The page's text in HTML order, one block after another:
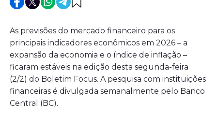
As previsões do mercado financeiro para os
principais indicadores econômicos em 2026 – a
expansão da economia e o índice de inflação –
ficaram estáveis na edição desta segunda-feira
(2/2) do Boletim Focus. A pesquisa com instituições
financeiras é divulgada semanalmente pelo Banco
Central (BC).